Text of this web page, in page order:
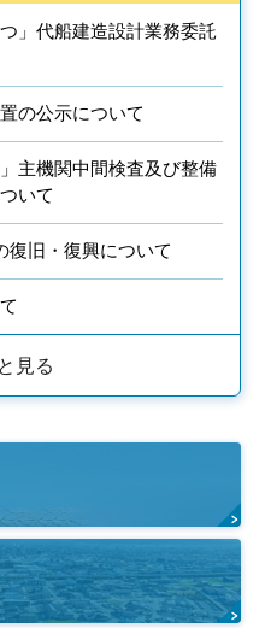
」代船建造設計業務委託
の公示について
主機関中間検査及び整備
いて
復旧・復興について
見る